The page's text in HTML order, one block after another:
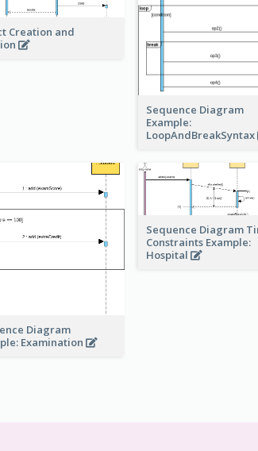
Creation and
Sequence Diagram
Example:
LoopAndBreakSyntax
Diagram
Examination
Sequence Diagram
Constraints Example:
Hospital